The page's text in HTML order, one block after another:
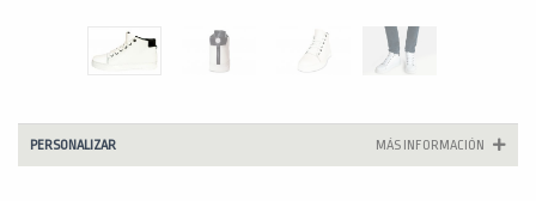
PERSONALIZAR MÁS INFORMACIÓN